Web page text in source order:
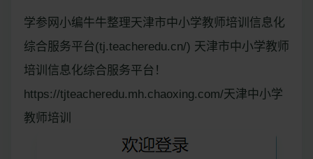
学参网小编牛牛整理天津市中小学教师培训信息化
综合服务平台(tj.teacheredu.cn/) 天津市中小学教师
培训信息化综合服务平台！
https://tjteacheredu.mh.chaoxing.com/天津中小学
教师培训